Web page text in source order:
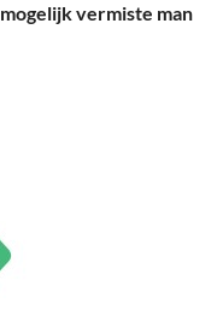
mogelijk vermiste man